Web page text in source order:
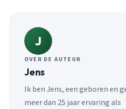
J
OVER DE AUTEUR
Jens
Ik ben Jens, een geboren en
meer dan 25 jaar ervaring als